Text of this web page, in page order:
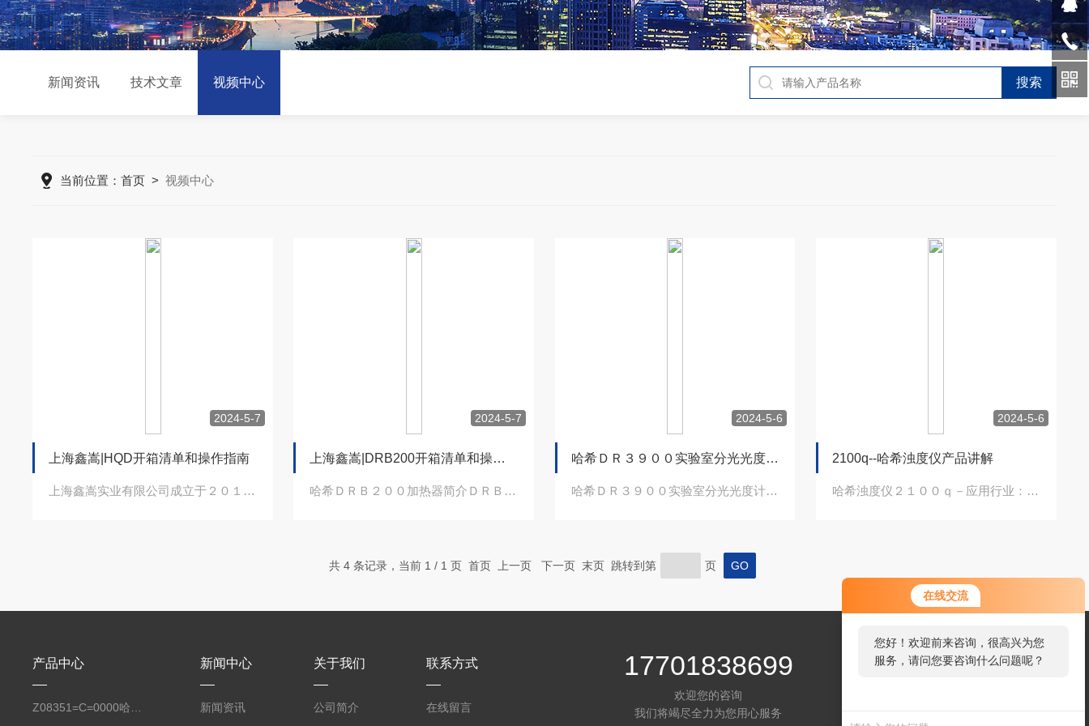
在线交流
您好！欢迎前来咨询，很高兴为您
服务，请问您要咨询什么问题呢？
新闻资讯 技术文章 视频中心
当前位置：首页 >视频中心
2024-5-7
上海鑫嵩|HQD开箱清单和操作指南
上海鑫嵩实业有限公司成立于２０１０年，是一家专业从事分析检测仪器设备代理销售及服...
2024-5-7
上海鑫嵩|DRB200开箱清单和操作指南
哈希ＤＲＢ２００加热器简介ＤＲＢ２００消解器是哈希公司新近开发的消解装置，可进行...
2024-5-6
哈希ＤＲ３９００实验室分光光度计开箱清单和操作指南
哈希ＤＲ３９００实验室分光光度计ＤＲ３９００（ＬＰＶ４４０．８０．００００２）台...
2024-5-6
2100q--哈希浊度仪产品讲解
哈希浊度仪２１００ｑ－应用行业：２１００Ｑ便携式浊度仪主要应用于环保，自来水，卫...
共 4 条记录，当前 1 / 1 页 首页 上一页 下一页 末页 跳转到第 页
产品中心 新闻中心
新闻资讯
关于我们
公司简介
联系方式
在线留言
17701838699
欢迎您的咨询
我们将竭尽全力为您用心服务